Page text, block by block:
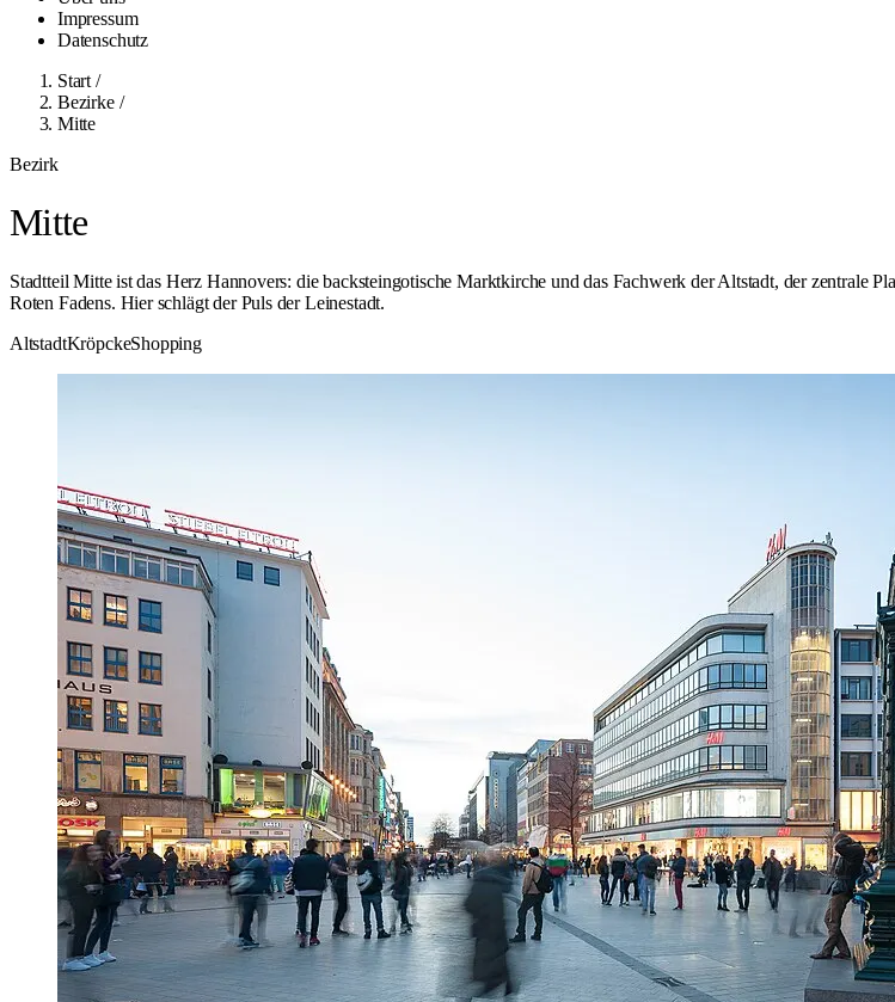
Impressum
Datenschutz
Start /
Bezirke /
Mitte
Bezirk
Mitte
Stadtteil Mitte ist das Herz Hannovers: die backsteingotische Marktkirche und das Fachwerk der Altstadt, der zentrale
Roten Fadens. Hier schlägt der Puls der Leinestadt.
AltstadtKröpckeShopping